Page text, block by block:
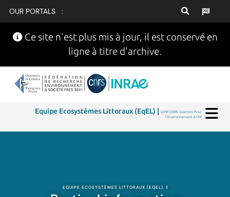
OUR PORTALS :
Ce site n'est plus mis à jour, il est conservé en
ligne à titre d'archive.
Equipe Ecosystèmes Littoraux (EqEL) |UMR CNRS Sciences Pour
l'Environnement 6134
EQUIPE ECOSYSTÈMES LITTORAUX (EQEL) |